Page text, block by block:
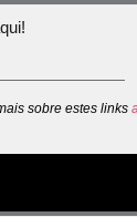
sobre estes links